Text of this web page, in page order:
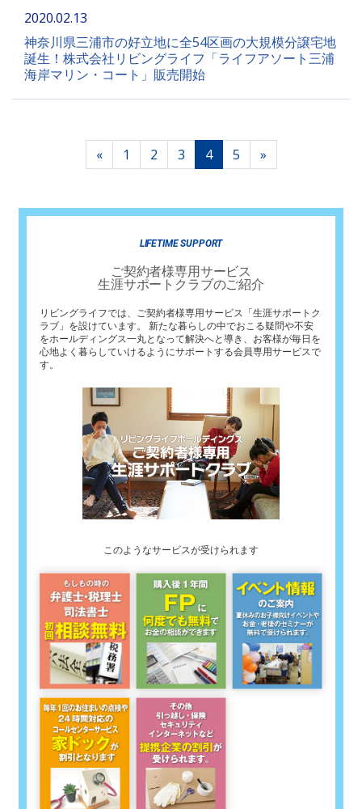
2020.02.13
神奈川県三浦市の好立地に全54区画の大規模分譲宅地
誕生！株式会社リビングライフ「ライフアソート三浦
海岸マリン・コート」販売開始
« 1 2 3 4 5 »
LIFETIME SUPPORT
ご契約者様専用サービス
生涯サポートクラブのご紹介
リビングライフでは、ご契約者様専用サービス「生涯サポートク
ラブ」を設けています。 新たな暮らしの中でおこる疑問や不安
をホールディングス一丸となって解決へと導き、お客様が毎日を
心地よく暮らしていけるようにサポートする会員専用サービスで
す。
このようなサービスが受けられます